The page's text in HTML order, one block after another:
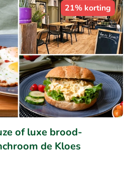
21% korting
of luxe brood-
de Kloes